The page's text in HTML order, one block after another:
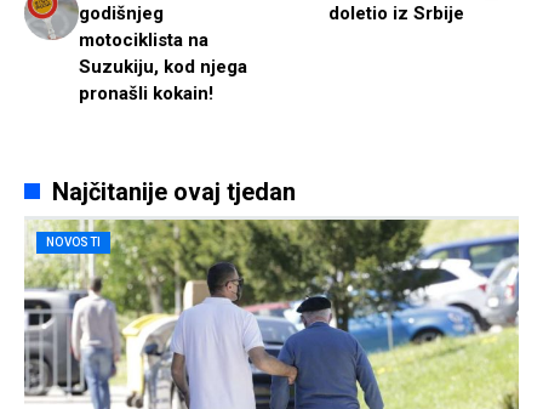
godišnjeg
motociklista na
Suzukiju, kod njega
pronašli kokain!
doletio iz Srbije
Najčitanije ovaj tjedan
NOVOSTI